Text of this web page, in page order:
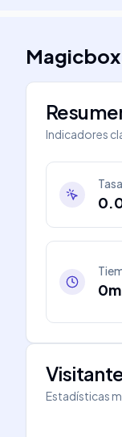
Indicadores
Estadísticas